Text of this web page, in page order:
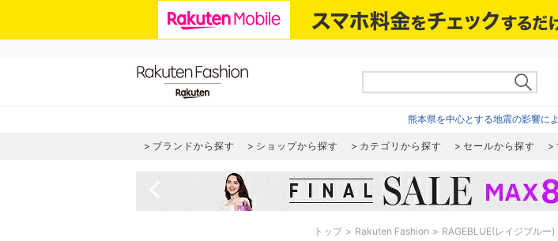
熊本県を中心とする地震の影響に
ブランドから探す ショップから探す カテゴリから探す セールから探す
トップ Rakuten Fashion RAGEBLUE(レイジブルー)